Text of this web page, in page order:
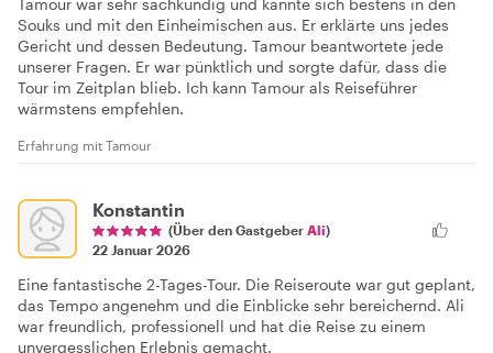
Tamour war sehr sachkundig und kannte sich bestens in den
Souks und mit den Einheimischen aus. Er erklärte uns jedes
Gericht und dessen Bedeutung. Tamour beantwortete jede
unserer Fragen. Er war pünktlich und sorgte dafür, dass die
Tour im Zeitplan blieb. Ich kann Tamour als Reiseführer
wärmstens empfehlen.
Erfahrung mit Tamour
Konstantin
(Über den Gastgeber Ali)
22 Januar 2026
Eine fantastische 2-Tages-Tour. Die Reiseroute war gut geplant,
das Tempo angenehm und die Einblicke sehr bereichernd. Ali
war freundlich, professionell und hat die Reise zu einem
unvergesslichen Erlebnis gemacht.